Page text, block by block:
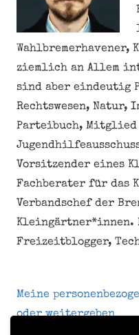
Wahlbremerhavener,
ziemlich an Allem
sind aber eindeutig
Rechtswesen, Natur,
Parteibuch, Mitglied
Vorsitzender eines
Fachberater für das
Verbandschef der
Kleingärtner*innen.
Freizeitblogger,
Meine
oder weitergeben